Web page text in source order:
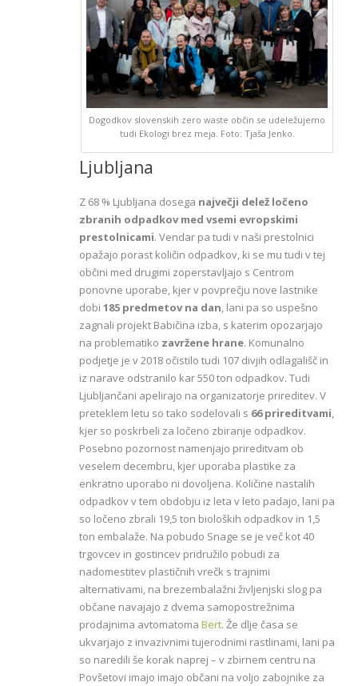
Dogodkov slovenskih zero waste občin se udeležujemo
tudi Ekologi brez meja. Foto: Tjaša Jenko.
Ljubljana
Z 68 % Ljubljana dosega največji delež ločeno
zbranih odpadkov med vsemi evropskimi
prestolnicami. Vendar pa tudi v naši prestolnici
opažajo porast količin odpadkov, ki se mu tudi v tej
občini med drugimi zoperstavljajo s Centrom
ponovne uporabe, kjer v povprečju nove lastnike
dobi 185 predmetov na dan, lani pa so uspešno
zagnali projekt Babičina izba, s katerim opozarjajo
na problematiko zavržene hrane. Komunalno
podjetje je v 2018 očistilo tudi 107 divjih odlagališč in
iz narave odstranilo kar 550 ton odpadkov. Tudi
Ljubljančani apelirajo na organizatorje prireditev. V
preteklem letu so tako sodelovali s 66 prireditvami,
kjer so poskrbeli za ločeno zbiranje odpadkov.
Posebno pozornost namenjajo prireditvam ob
veselem decembru, kjer uporaba plastike za
enkratno uporabo ni dovoljena. Količine nastalih
odpadkov v tem obdobju iz leta v leto padajo, lani pa
so ločeno zbrali 19,5 ton bioloških odpadkov in 1,5
ton embalaže. Na pobudo Snage se je več kot 40
trgovcev in gostincev pridružilo pobudi za
nadomestitev plastičnih vrečk s trajnimi
alternativami, na brezembalažni življenjski slog pa
občane navajajo z dvema samopostrežnima
prodajnima avtomatoma Bert. Že dlje časa se
ukvarjajo z invazivnimi tujerodnimi rastlinami, lani pa
so naredili še korak naprej – v zbirnem centru na
Povšetovi imajo imajo občani na voljo zabojnike za